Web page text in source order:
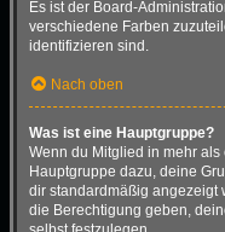
Es ist der Board-
verschiedene Farben
identifizieren sind.
Nach oben
Was ist eine Hauptgruppe?
Wenn du Mitglied in mehr
Hauptgruppe dazu, deine
dir standardmäßig angezeigt
die Berechtigung geben,